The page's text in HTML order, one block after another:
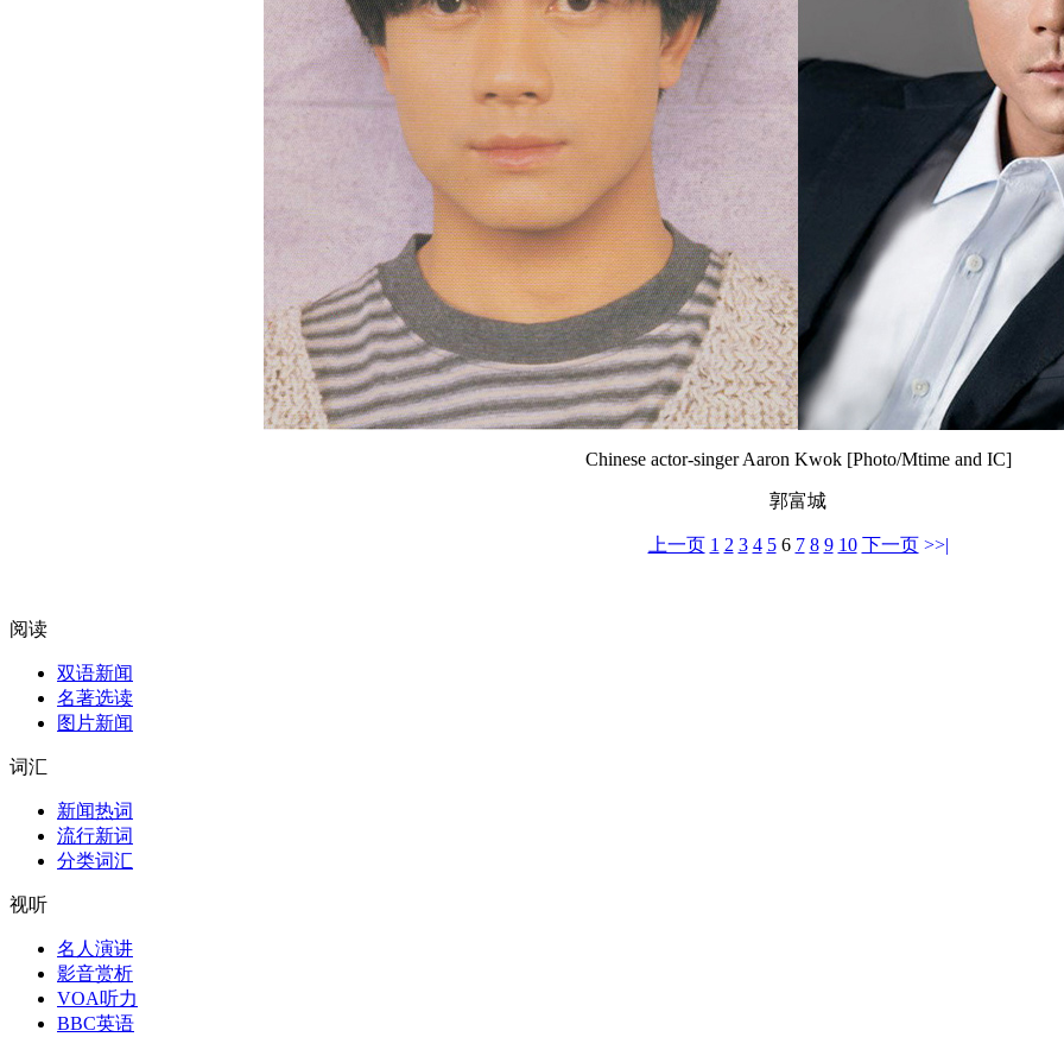
Chinese actor-singer Aaron Kwok [Photo/Mtime and IC]
郭富城
上一页 1 2 3 4 5 6 7 8 9 10 下一页 >>|
阅读
双语新闻
名著选读
图片新闻
词汇
新闻热词
流行新词
分类词汇
视听
名人演讲
影音赏析
VOA听力
BBC英语